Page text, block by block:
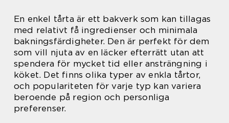
En enkel tårta är ett bakverk som kan tillagas
med relativt få ingredienser och minimala
bakningsfärdigheter. Den är perfekt för dem
som vill njuta av en läcker efterrätt utan att
spendera för mycket tid eller ansträngning i
köket. Det finns olika typer av enkla tårtor,
och populariteten för varje typ kan variera
beroende på region och personliga
preferenser.